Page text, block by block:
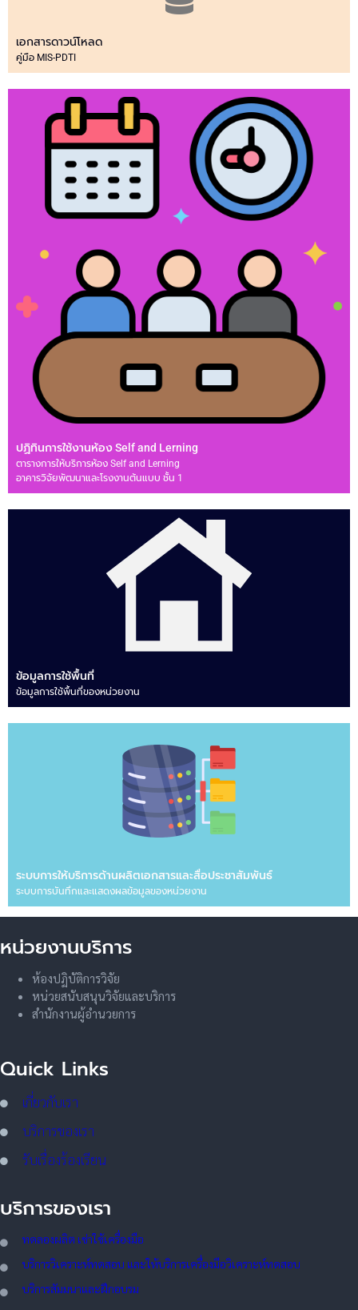
เอกสารดาวน์โหลด
คู่มือ MIS-PDTI
ปฏิทินการใช้งานห้อง Self and Lerning
ตารางการให้บริการห้อง Self and Lerning
อาคารวิจัยพัฒนาและโรงงานต้นแบบ ชั้น 1
ข้อมูลการใช้พื้นที่
ข้อมูลการใช้พื้นที่ของหน่วยงาน
ระบบการให้บริการด้านผลิตเอกสารและสื่อประชาสัมพันธ์
ระบบการบันทึกและแสดงผลข้อมูลของหน่วยงาน
หน่วยงานบริการ
ห้องปฏิบัติการวิจัย
หน่วยสนับสนุนวิจัยและบริการ
สำนักงานผู้อำนวยการ
Quick Links
เกี่ยวกับเรา
บริการของเรา
รับเรื่องร้องเรียน
บริการของเรา
ทดลองผลิต เช่าใช้เครื่องมือ
บริการวิเคราะห์ทดสอบ และให้บริการเครื่องมือวิเคราะห์ทดสอบ
บริการสัมมนาและฝึกอบรม